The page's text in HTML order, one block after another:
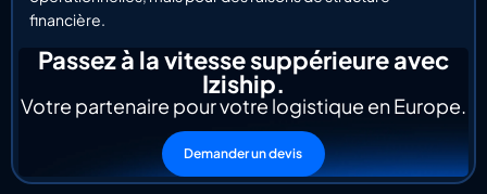
financière.
Passez à la vitesse suppérieure avec
Iziship.
Votre partenaire pour votre logistique en Europe.
Demander un devis